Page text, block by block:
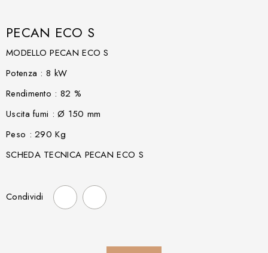
PECAN ECO S
MODELLO PECAN ECO S
Potenza : 8 kW
Rendimento : 82 %
Uscita fumi : Ø 150 mm
Peso : 290 Kg
SCHEDA TECNICA PECAN ECO S
Condividi